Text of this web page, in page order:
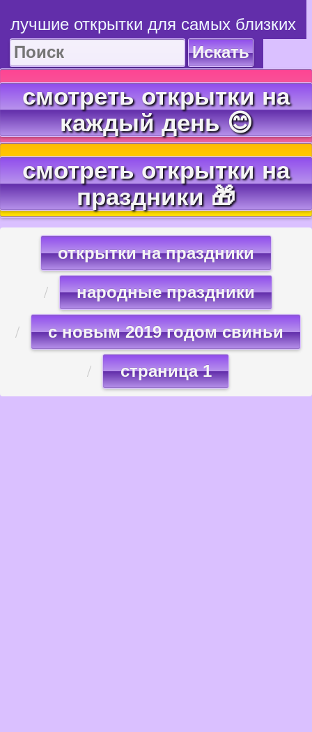
лучшие открытки для самых близких
Искать
смотреть открытки на
каждый день 😊
смотреть открытки на
праздники 🎁
открытки на праздники
народные праздники
с новым 2019 годом свиньи
страница 1